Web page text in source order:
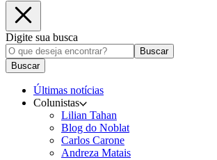
Digite sua busca
Buscar
Buscar
Últimas notícias
Colunistas
Lilian Tahan
Blog do Noblat
Carlos Carone
Andreza Matais